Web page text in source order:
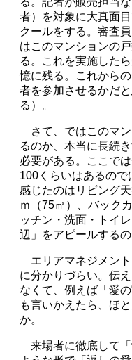
者）を対象に大真面
クールをする。審査
はこのマンションの
る。これを実施した
憶に残る。これから
者を参加させるかだ
る）。
さて、ではこのマ
るのか、本当に長続
必要がある。ここで
100 くらいはあるの
感じたのはリビング
ｍ（75㎡）、バック
ッチン・洗面・トイ
辺」をアピールする
エリアマネジメン
に分かりづらい。伝
なくて、例えば「愛
も言いかえたら、ほ
か。
来場者に徹底して